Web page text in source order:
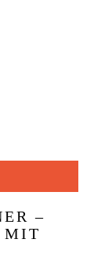
–
MIT